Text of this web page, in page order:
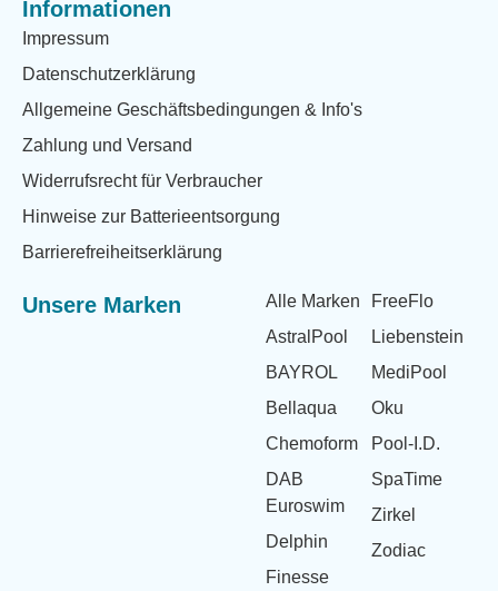
Informationen
Impressum
Datenschutzerklärung
Allgemeine Geschäftsbedingungen & Info's
Zahlung und Versand
Widerrufsrecht für Verbraucher
Hinweise zur Batterieentsorgung
Barrierefreiheitserklärung
Unsere Marken
Alle Marken
AstralPool
BAYROL
Bellaqua
Chemoform
DAB
Euroswim
Delphin
Finesse
FreeFlo
Liebenstein
MediPool
Oku
Pool-I.D.
SpaTime
Zirkel
Zodiac